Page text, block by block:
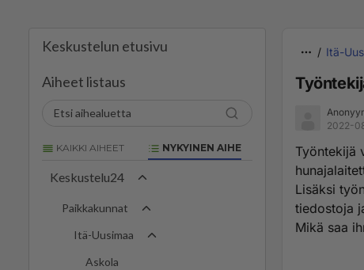
Keskustelun etusivu
Aiheet listaus
KAIKKI AIHEET NYKYINEN AIHE
Keskustelu24
Paikkakunnat
Itä-Uusimaa
Askola
Itä-
2022-
Työntekijä
Lisäksi
tiedostoja
Mikä saa